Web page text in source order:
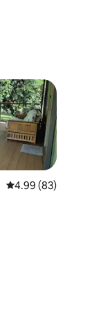
平均评分 4.99 分（满
4.99 (83)